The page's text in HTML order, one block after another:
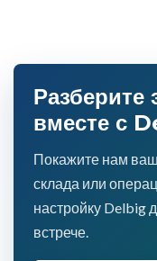
Разберите
вместе с
Покажите нам
склада или
настройку Delbig
встрече.